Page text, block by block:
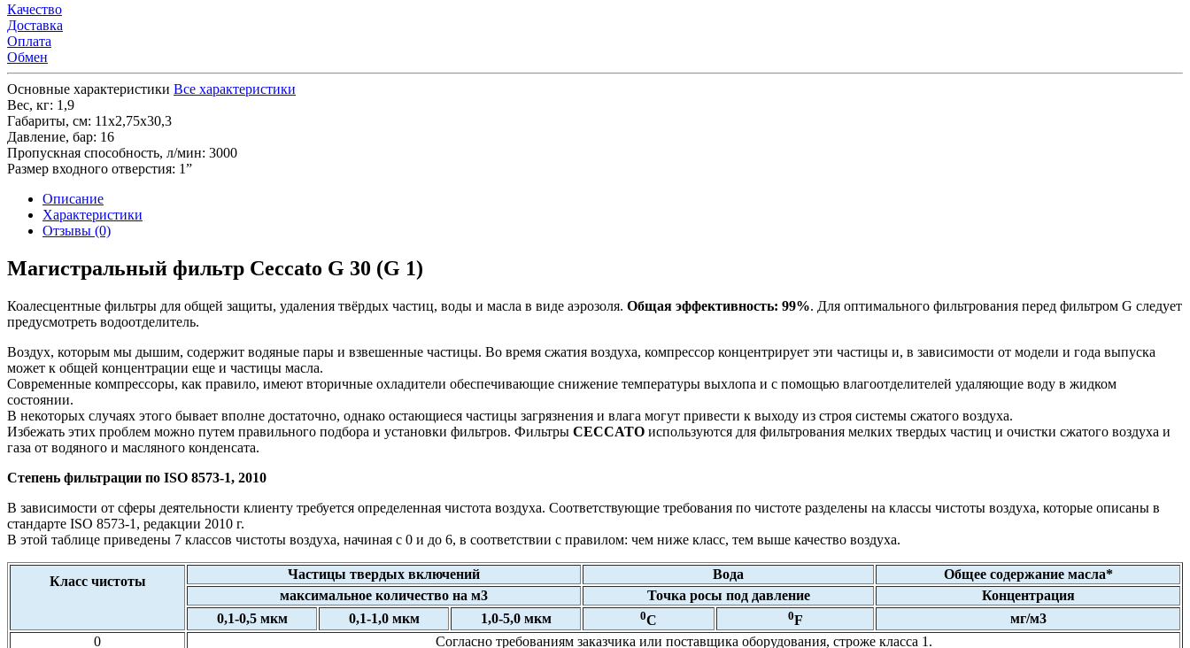
Качество
Доставка
Оплата
Обмен
Основные характеристики Все характеристики
Вес, кг: 1,9
Габариты, см: 11х2,75х30,3
Давление, бар: 16
Пропускная способность, л/мин: 3000
Размер входного отверстия: 1”
Описание
Характеристики
Отзывы (0)
Магистральный фильтр Ceccato G 30 (G 1)
Коалесцентные фильтры для общей защиты, удаления твёрдых частиц, воды и масла в виде аэрозоля. Общая эффективность: 99%. Для оптимального фильтрования перед фильтром G следует
предусмотреть водоотделитель.
Воздух, которым мы дышим, содержит водяные пары и взвешенные частицы. Во время сжатия воздуха, компрессор концентрирует эти частицы и, в зависимости от модели и года выпуска
может к общей концентрации еще и частицы масла.
Современные компрессоры, как правило, имеют вторичные охладители обеспечивающие снижение температуры выхлопа и с помощью влагоотделителей удаляющие воду в жидком
состоянии.
В некоторых случаях этого бывает вполне достаточно, однако остающиеся частицы загрязнения и влага могут привести к выходу из строя системы сжатого воздуха.
Избежать этих проблем можно путем правильного подбора и установки фильтров. Фильтры CECCATO используются для фильтрования мелких твердых частиц и очистки сжатого воздуха и
газа от водяного и масляного конденсата.
Степень фильтрации по ISO 8573-1, 2010
В зависимости от сферы деятельности клиенту требуется определенная чистота воздуха. Соответствующие требования по чистоте разделены на классы чистоты воздуха, которые описаны в
стандарте ISO 8573-1, редакции 2010 г.
В этой таблице приведены 7 классов чистоты воздуха, начиная с 0 и до 6, в соответствии с правилом: чем ниже класс, тем выше качество воздуха.
Класс чистоты Частицы твердых включений Вода
Общее содержание масла*
максимальное количество на м3
Точка росы под давление
Концентрация
0,1-0,5 мкм
0,1-1,0 мкм 1,0-5,0 мкм 0C 0F
мг/м3
0
Согласно требованиям заказчика или поставщика оборудования, строже класса 1.